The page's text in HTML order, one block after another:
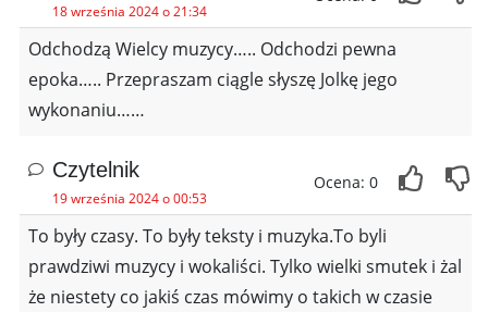
18 września 2024 o 21:34
Odchodzą Wielcy muzycy….. Odchodzi pewna
epoka….. Przepraszam ciągle słyszę Jolkę jego
wykonaniu……
Czytelnik
19 września 2024 o 00:53
Ocena: 0
To były czasy. To były teksty i muzyka.To byli
prawdziwi muzycy i wokaliści. Tylko wielki smutek i żal
że niestety co jakiś czas mówimy o takich w czasie